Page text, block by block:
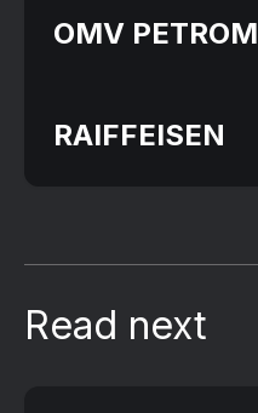
OMV PETROM
RAIFFEISEN
Read next